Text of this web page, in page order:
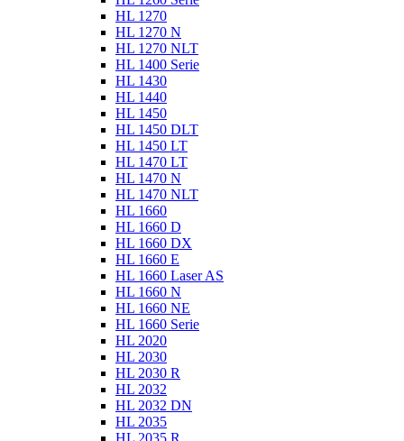
HL 1270
HL 1270 N
HL 1270 NLT
HL 1400 Serie
HL 1430
HL 1440
HL 1450
HL 1450 DLT
HL 1450 LT
HL 1470 LT
HL 1470 N
HL 1470 NLT
HL 1660
HL 1660 D
HL 1660 DX
HL 1660 E
HL 1660 Laser AS
HL 1660 N
HL 1660 NE
HL 1660 Serie
HL 2020
HL 2030
HL 2030 R
HL 2032
HL 2032 DN
HL 2035
HL 2035 R